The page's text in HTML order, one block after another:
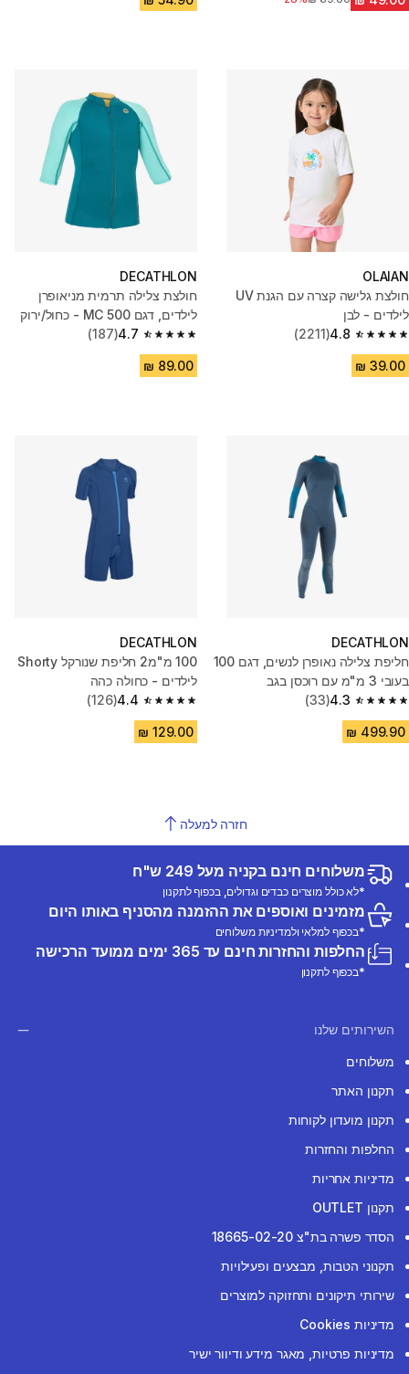
OLAIAN
חולצת גלישה קצרה עם הגנת UV
לילדים - לבן
4.8
4.8 out of 5 stars from 2211 reviews
(2211)
DECATHLON
חולצת צלילה תרמית מניאופרן
לילדים, דגם 500 MC - כחול/ירוק
4.7
4.7 out of 5 stars from 187 reviews
(187)
DECATHLON
חליפת צלילה נאופרן לנשים, דגם 100
בעובי 3 מ"מ עם רוכסן בגב
4.3
4.3 out of 5 stars from 33 reviews
(33)
DECATHLON
100 מ"מ2 חליפת שנורקל Shorty
לילדים - כחולה כהה
4.4
4.4 out of 5 stars from 126 reviews
(126)
חזרה למעלה
משלוחים חינם בקניה מעל 249 ש"ח
*לא כולל מוצרים כבדים וגדולים, בכפוף לתקנון
מזמינים ואוספים את ההזמנה מהסניף באותו היום
*בכפוף למלאי ולמדיניות משלוחים
החלפות והחזרות חינם עד 365 ימים ממועד הרכישה
*בכפוף לתקנון
השירותים שלנו
משלוחים
תקנון האתר
תקנון מועדון לקוחות
החלפות והחזרות
מדיניות אחריות
תקנון OUTLET
הסדר פשרה בת"צ 18665-02-20
תקנוני הטבות, מבצעים ופעילויות
שירותי תיקונים ותחזוקה למוצרים
מדיניות Cookies
מדיניות פרטיות, מאגר מידע ודיוור ישיר